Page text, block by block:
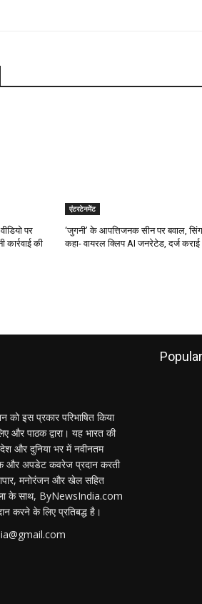
पर
की
एंटरटेनमेंट
‘जुगनी’ के आपत्तिजनक सीन पर बवाल,
कहा- वायरल क्लिप AI जनरेटेड, दर्ज कराई
इस प्रकार परिभाषित किया
और पाठक द्वारा। यह भारत की
और दुनिया भर में नवीनतम
और अपडेट कवरेज प्रदान करती
मनोरंजन और खेल सहित
के साथ, ByNewsIndia.com
करने के लिए प्रतिबद्ध है।